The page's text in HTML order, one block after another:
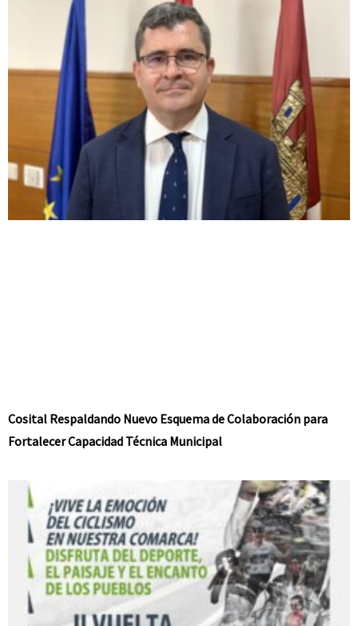
Cosital Respaldando Nuevo Esquema de Colaboración para
Fortalecer Capacidad Técnica Municipal